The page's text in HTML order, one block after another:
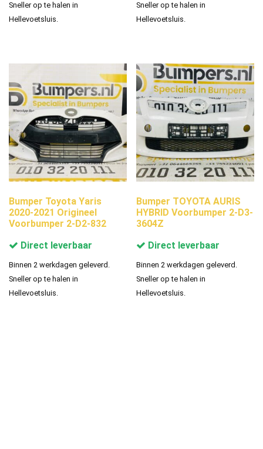
Sneller op te halen in
Hellevoetsluis.
Sneller op te halen in
Hellevoetsluis.
Bumper Toyota Yaris
2020-2021 Origineel
Voorbumper 2-D2-832
Direct leverbaar
Binnen 2 werkdagen geleverd.
Sneller op te halen in
Hellevoetsluis.
Bumper TOYOTA AURIS
HYBRID Voorbumper 2-D3-
3604Z
Direct leverbaar
Binnen 2 werkdagen geleverd.
Sneller op te halen in
Hellevoetsluis.